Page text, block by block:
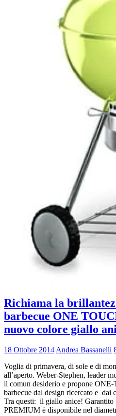
Richiama la
barbecue ONE
nuovo colore giallo
18 Ottobre 2014 Andrea Bassanelli
Voglia di primavera, di sole e di
all’aperto. Weber-Stephen, leader
il comun desiderio e propone
barbecue dal design ricercato e
Tra questi: il giallo anice!
PREMIUM è disponibile nel